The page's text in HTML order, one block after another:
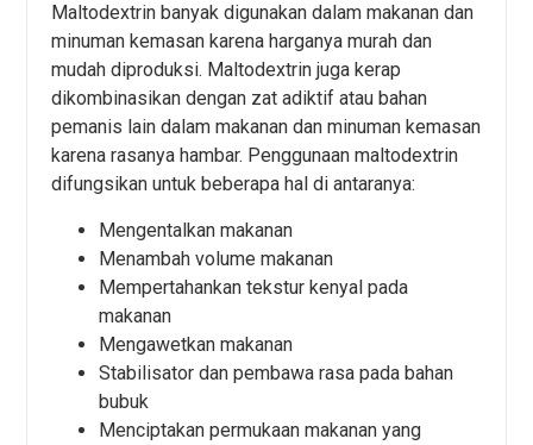
Maltodextrin banyak digunakan dalam makanan dan
minuman kemasan karena harganya murah dan
mudah diproduksi. Maltodextrin juga kerap
dikombinasikan dengan zat adiktif atau bahan
pemanis lain dalam makanan dan minuman kemasan
karena rasanya hambar. Penggunaan maltodextrin
difungsikan untuk beberapa hal di antaranya:
Mengentalkan makanan
Menambah volume makanan
Mempertahankan tekstur kenyal pada
makanan
Mengawetkan makanan
Stabilisator dan pembawa rasa pada bahan
bubuk
Menciptakan permukaan makanan yang